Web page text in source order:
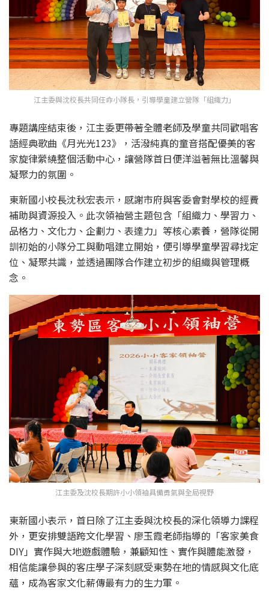
江主委與沈校長共同任命小隊長，引導學童建立營隊「組織力」
專題講座結束後，江主委更帶著全體老師及學童共同歡唱客
語經典歌曲《月光光123》，活潑純真的童音搭配優美的客
家旋律縈繞整個活動中心，讓營隊首日便洋溢著無比溫馨與
凝聚力的氛圍。
東新國小校長沈秋宏表示，感謝市府與客委會對學校的經費
補助與資源投入。此次領袖營主題包含「組織力、學習力、
品格力、文化力、企劃力、表達力」等核心素養，營隊從開
訓初始的小隊分工與動唱建立開始，便引導學童學習尋找定
位、凝聚共識，並透過團隊合作建立初步的組織與管理概
念。
江主委及沈校長期許小小領袖具備勇氣與全局視野
東新國小表示，首日除了江主委與沈校長的深化領導力課程
外，更安排雙語跨文化學習、廖玉霞老師指導的「客家美食
DIY」實作與大地遊戲體驗，兼顧知性、實作與體能激發，
相信能讓參與的客庄學子深刻感受東勢在地的情感與文化底
蘊，成為客家文化薪傳最有力的生力軍。